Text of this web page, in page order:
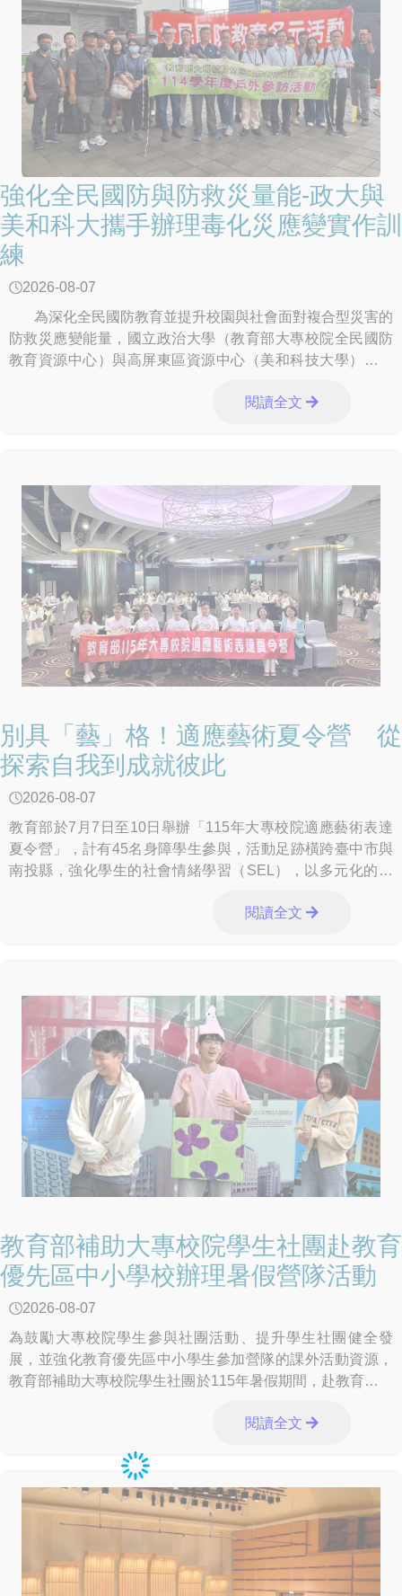
強化全民國防與防救災量能-政大與
美和科大攜手辦理毒化災應變實作訓
練
2026-08-07
為深化全民國防教育並提升校園與社會面對複合型災害的
防救災應變能量，國立政治大學（教育部大專校院全民國防
教育資源中心）與高屏東區資源中心（美和科技大學）跨域
閱讀全文
別具「藝」格！適應藝術夏令營 從
探索自我到成就彼此
2026-08-07
教育部於7月7日至10日舉辦「115年大專校院適應藝術表達
夏令營」，計有45名身障學生參與，活動足跡橫跨臺中市與
南投縣，強化學生的社會情緒學習（SEL），以多元化的課
閱讀全文
教育部補助大專校院學生社團赴教育
優先區中小學校辦理暑假營隊活動
2026-08-07
為鼓勵大專校院學生參與社團活動、提升學生社團健全發
展，並強化教育優先區中小學生參加營隊的課外活動資源，
教育部補助大專校院學生社團於115年暑假期間，赴教育優先
閱讀全文